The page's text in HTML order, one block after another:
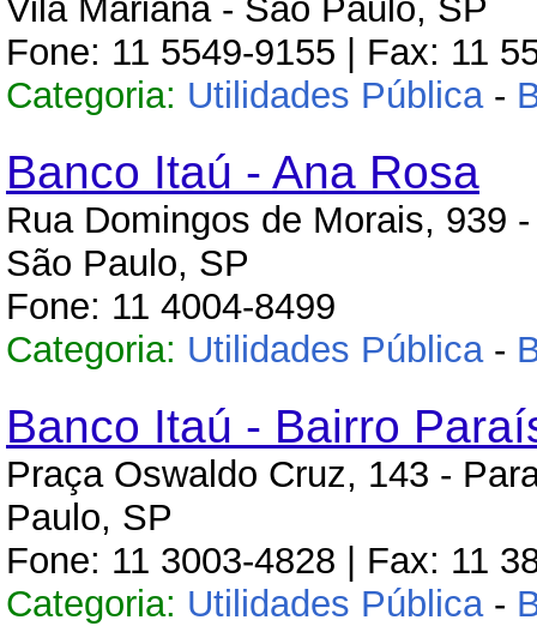
Vila Mariana - São Paulo, SP
Fone: 11 5549-9155 | Fax: 11
Categoria: Utilidades Pública-
Banco Itaú - Ana Rosa
Rua Domingos de Morais, 939
São Paulo, SP
Fone: 11 4004-8499
Categoria: Utilidades Pública-
Banco Itaú - Bairro
Praça Oswaldo Cruz, 143 -
Paulo, SP
Fone: 11 3003-4828 | Fax: 11
Categoria: Utilidades Pública-